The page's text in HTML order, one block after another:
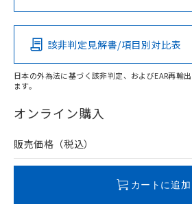
Pb Hg
O
在庫等で未対応品が混在する可能性
問い合わせください。
この製品の規格
その他の認証はこちらのペー
該非判定見解書/項目別対比表
日本の外為法に基づく該非判定、およびEAR再輸
ます。
オンライン購入
販売価格（税込）
カートに追加